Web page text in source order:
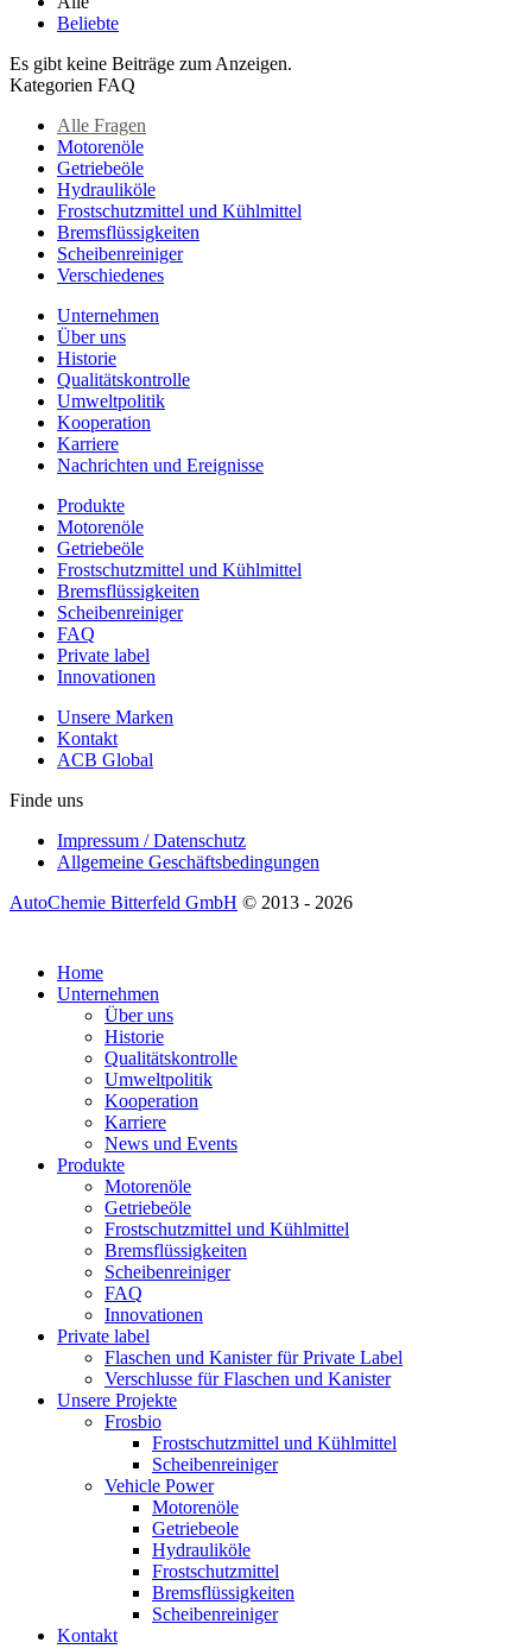
Beliebte
Es gibt keine Beiträge zum Anzeigen.
Kategorien FAQ
Alle Fragen
Motorenöle
Getriebeöle
Hydrauliköle
Frostschutzmittel und Kühlmittel
Bremsflüssigkeiten
Scheibenreiniger
Verschiedenes
Unternehmen
Über uns
Historie
Qualitätskontrolle
Umweltpolitik
Kooperation
Karriere
Nachrichten und Ereignisse
Produkte
Motorenöle
Getriebeöle
Frostschutzmittel und Kühlmittel
Bremsflüssigkeiten
Scheibenreiniger
FAQ
Private label
Innovationen
Unsere Marken
Kontakt
ACB Global
Finde uns
Impressum / Datenschutz
Allgemeine Geschäftsbedingungen
AutoChemie Bitterfeld GmbH © 2013 - 2026
Home
Unternehmen
Über uns
Historie
Qualitätskontrolle
Umweltpolitik
Kooperation
Karriere
News und Events
Produkte
Motorenöle
Getriebeöle
Frostschutzmittel und Kühlmittel
Bremsflüssigkeiten
Scheibenreiniger
FAQ
Innovationen
Private label
Flaschen und Kanister für Private Label
Verschlusse für Flaschen und Kanister
Unsere Projekte
Frosbio
Frostschutzmittel und Kühlmittel
Scheibenreiniger
Vehicle Power
Motorenöle
Getriebeole
Hydrauliköle
Frostschutzmittel
Bremsflüssigkeiten
Scheibenreiniger
Kontakt